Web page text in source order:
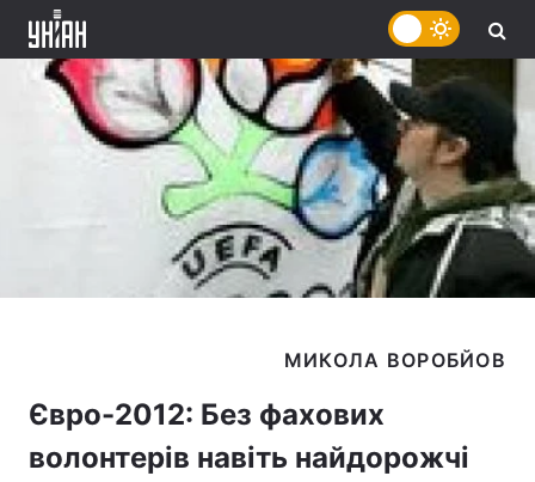
Євро-2012: Без фахових
волонтерів навіть найдорожчі